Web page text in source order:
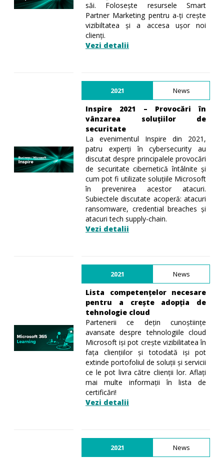
săi. Folosește resursele Smart
Partner Marketing pentru a-ți crește
vizibiltatea și a accesa ușor noi
clienți.
Vezi detalii
2021 News
Inspire 2021 – Provocări în
vânzarea soluțiilor de
securitate
La evenimentul Inspire din 2021,
patru experți în cybersecurity au
discutat despre principalele provocări
de securitate cibernetică întâlnite și
cum pot fi utilizate soluțiile Microsoft
în prevenirea acestor atacuri.
Subiectele discutate acoperă: atacuri
ransomware, credential breaches și
atacuri tech supply-chain.
Vezi detalii
2021 News
Lista competențelor necesare
pentru a crește adopția de
tehnologie cloud
Partenerii ce dețin cunoștiințe
avansate despre tehnologiile cloud
Microsoft iși pot crește vizibilitatea în
fața cliențiilor și totodată iși pot
extinde portofoliul de soluții și servicii
ce le pot livra către clienții lor. Aflați
mai multe informații în lista de
certificări!
Vezi detalii
2021 News